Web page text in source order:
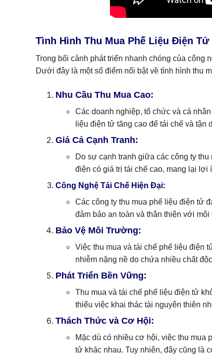
Tình Hình Thu Mua Phế Liệu Điện Tử
Trong bối cảnh phát triển nhanh chóng của công
Dưới đây là một số điểm nổi bật về tình hình thu
Nhu Cầu Thu Mua Cao:
Các doanh nghiệp, tổ chức và cá
liệu điện tử tăng cao để tái chế và tận
Giá Cả Cạnh Tranh:
Do sự cạnh tranh giữa các công ty
điện có giá trị tái chế cao, mang lại
Công Nghệ Tái Chế Hiện Đại:
Các công ty thu mua phế liệu điện tử
đảm bảo an toàn và thân thiện với
Bảo Vệ Môi Trường:
Việc thu mua và tái chế phế liệu điện
nhiễm nặng nề do chứa nhiều chất
Phát Triển Bền Vững:
Thu mua và tái chế phế liệu điện tử
thiểu việc khai thác tài nguyên thiên
Thách Thức và Cơ Hội:
Mặc dù có nhiều cơ hội, việc thu
tử khác nhau. Tuy nhiên, đây cũng là